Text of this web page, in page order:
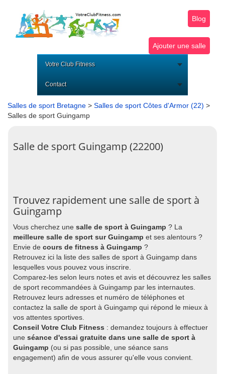
Blog
Ajouter une salle
Votre Club Fitness
Contact
Salles de sport Bretagne > Salles de sport Côtes d'Armor (22) >
Salles de sport Guingamp
Salle de sport Guingamp (22200)
Trouvez rapidement une salle de sport à
Guingamp
Vous cherchez une salle de sport à Guingamp ? La
meilleure salle de sport sur Guingamp et ses alentours ?
Envie de cours de fitness à Guingamp ?
Retrouvez ici la liste des salles de sport à Guingamp dans
lesquelles vous pouvez vous inscrire.
Comparez-les selon leurs notes et avis et découvrez les salles
de sport recommandées à Guingamp par les internautes.
Retrouvez leurs adresses et numéro de téléphones et
contactez la salle de sport à Guingamp qui répond le mieux à
vos attentes sportives.
Conseil Votre Club Fitness : demandez toujours à effectuer
une séance d'essai gratuite dans une salle de sport à
Guingamp (ou si pas possible, une séance sans
engagement) afin de vous assurer qu'elle vous convient.